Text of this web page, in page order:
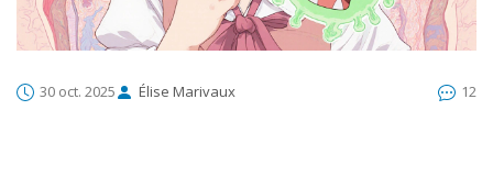
30 oct. 2025 Élise Marivaux 12